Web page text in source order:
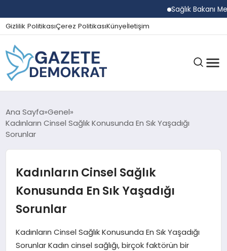
Sağlık Bakanı
Gizlilik PolitikasıÇerez PolitikasıKünyeİletişim
GÜNDEM
EKONOMI
SPOR
Ana Sayfa Genel
Kadınların Cinsel Sağlık Konusunda En Sık Yaşadığı
Sorunlar
Kadınların Cinsel Sağlık
Konusunda En Sık Yaşadığı
Sorunlar
Kadınların Cinsel Sağlık Konusunda En Sık Yaşadığı
Sorunlar Kadın cinsel sağlığı, birçok faktörün bir